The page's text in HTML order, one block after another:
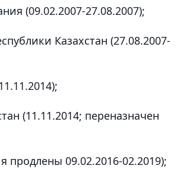
(09.02.2007-27.08.2007);
Казахстан (27.08.2007-
(11.11.2014; переназначен
продлены 09.02.2016-02.2019);